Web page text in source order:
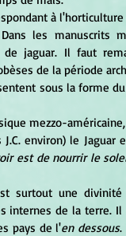
les manuscrits
jaguar. Il faut
de la période
environ) le Jaguar
est de nourrir le
internes de la terre. Il
pays de l'en dessous.